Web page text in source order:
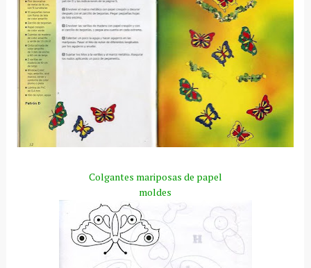
Colgantes mariposas de papel
moldes